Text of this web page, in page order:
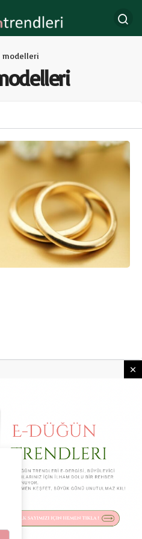
modelleri
KULLANIM ŞARTLARI
KÜNYE İLETIŞIM
Hakları Saklıdır
ve Organizasyon A.Ş.